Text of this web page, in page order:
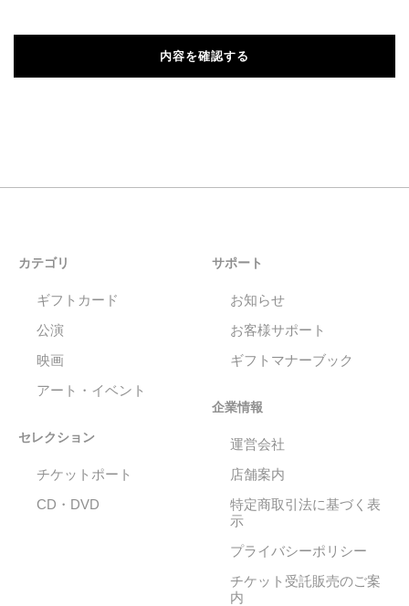
内容を確認する
カテゴリ
ギフトカード
公演
映画
アート・イベント
セレクション
チケットポート
CD・DVD
サポート
お知らせ
お客様サポート
ギフトマナーブック
企業情報
運営会社
店舗案内
特定商取引法に基づく表
示
プライバシーポリシー
チケット受託販売のご案
内